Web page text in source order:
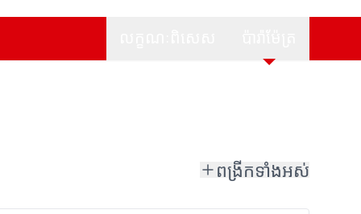
ពង្រីកទាំងអស់